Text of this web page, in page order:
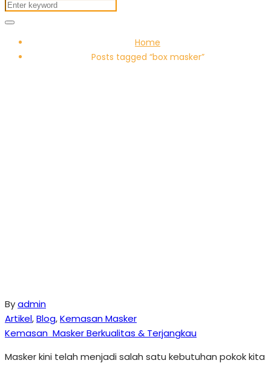
Home
Posts tagged “box masker”
Byadmin
Artikel,Blog,Kemasan Masker
Kemasan Masker Berkualitas & Terjangkau
Masker kini telah menjadi salah satu kebutuhan pokok kita